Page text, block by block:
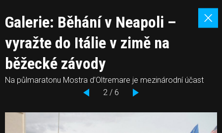
Galerie: Běhání v Neapoli –
vyražte do Itálie v zimě na
běžecké závody
Na půlmaratonu Mostra d’Oltremare je mezinárodní účast
2 / 6